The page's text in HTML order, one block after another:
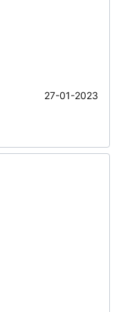
27-01-2023